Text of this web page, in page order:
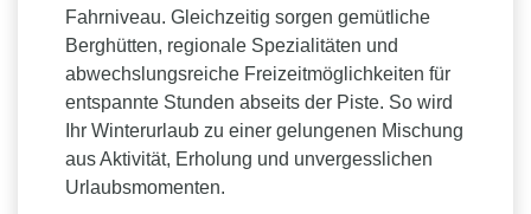
Fahrniveau. Gleichzeitig sorgen gemütliche
Berghütten, regionale Spezialitäten und
abwechslungsreiche Freizeitmöglichkeiten für
entspannte Stunden abseits der Piste. So wird
Ihr Winterurlaub zu einer gelungenen Mischung
aus Aktivität, Erholung und unvergesslichen
Urlaubsmomenten.